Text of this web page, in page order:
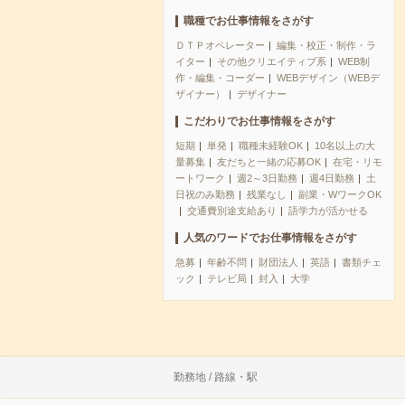
職種でお仕事情報をさがす
ＤＴＰオペレーター
編集・校正・制作・ラ
イター
その他クリエイティブ系
WEB制
作・編集・コーダー
WEBデザイン（WEBデ
ザイナー）
デザイナー
こだわりでお仕事情報をさがす
短期 単発 職種未経験OK
10名以上の大
量募集
友だちと一緒の応募OK
在宅・リモ
ートワーク
週2～3日勤務 週4日勤務
土
日祝のみ勤務
残業なし
副業・WワークOK
交通費別途支給あり
語学力が活かせる
人気のワードでお仕事情報をさがす
急募 年齢不問 財団法人 英語
書類チェ
ック
テレビ局 封入 大学
勤務地 / 路線・駅